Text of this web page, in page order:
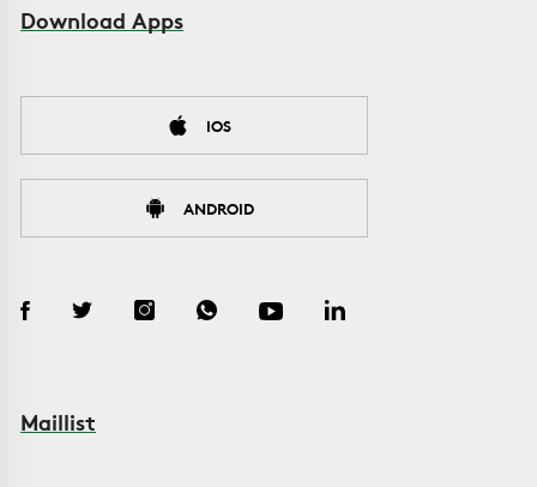
Download Apps
IOS
ANDROID
Maillist